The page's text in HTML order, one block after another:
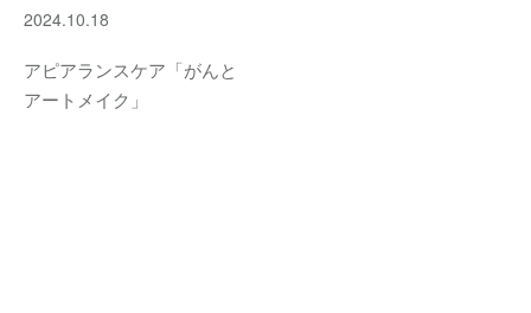
2024.10.18
アピアランスケア「がんと
アートメイク」